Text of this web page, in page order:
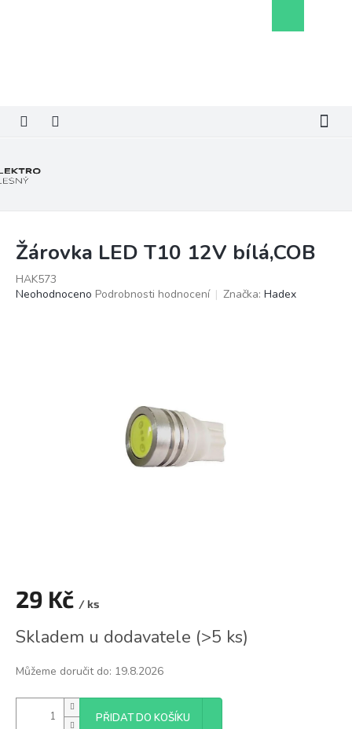
košík
Žárovka LED T10 12V bílá,COB
HAK573
Průměrné
Neohodnoceno Podrobnosti hodnocení Značka: Hadex
29 Kč / ks
cena:
Skladem u dodavatele (>5 ks)
Můžeme doručit do: 19.8.2026
PŘIDAT DO KOŠÍKU